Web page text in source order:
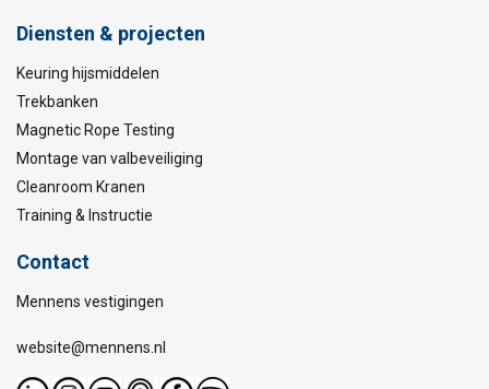
Diensten & projecten
Keuring hijsmiddelen
Trekbanken
Magnetic Rope Testing
Montage van valbeveiliging
Cleanroom Kranen
Training & Instructie
Contact
Mennens vestigingen
website@mennens.nl